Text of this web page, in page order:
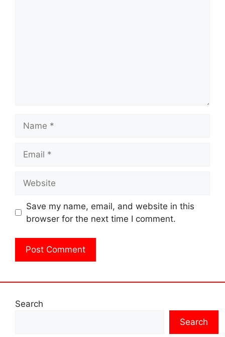
Save my name, email, and website in this
browser for the next time I comment.
Search
Search